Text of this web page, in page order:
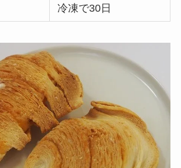
冷凍で30日